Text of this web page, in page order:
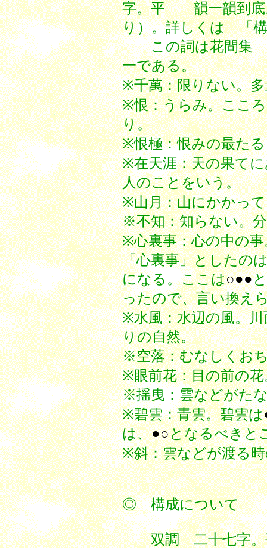
字。平 韻一韻到底
り）。詳しくは 「
この詞は花間集
一である。
※千萬：限りない。
※恨：うらみ。ここ
り。
※恨極：恨みの最た
※在天涯：天の果て
人のことをいう。
※山月：山にかかっ
※不知：知らない。
※心裏事：心の中の
「心裏事」としたの
になる。ここは○●●
ったので、言い換え
※水風：水辺の風。
りの自然。
※空落：むなしくお
※眼前花：目の前の花
※揺曳：雲などがた
※碧雲：青雲。碧雲は
は、●○となるべきと
※斜：雲などが渡る
◎ 構成
双調 二十七字。